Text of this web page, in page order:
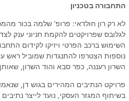
התחבורה בטכניון
לא רק רון חולדאי: פרופ' שלמה בכור
לגלובס שפרויקטים להקמת חניוני ענק
השימוש ברכב הפרטי ויזיקו לקידום
נוספות הצטרפו להתנגדות שמוביל ראש
השרון רעננה, כפר סבא והוד השרון,
בשיתוף המגזר העסקי, נועד לייצר